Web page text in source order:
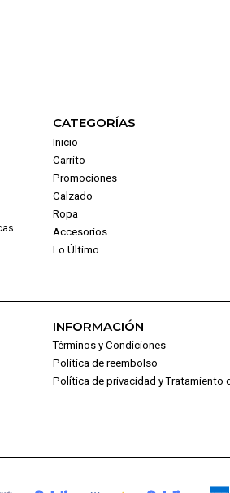
CATEGORÍAS
Inicio
Carrito
Promociones
Calzado
Ropa
Accesorios
Lo Último
INFORMACIÓN
Términos y Condiciones
Politica de reembolso
Política de privacidad y Tratamiento